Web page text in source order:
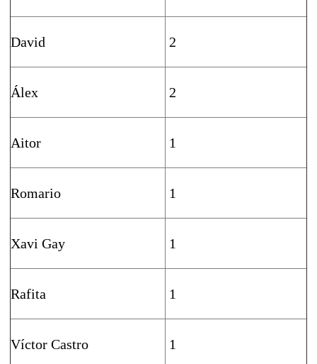
David 2
Álex 2
Aitor 1
Romario 1
Xavi Gay 1
Rafita 1
Víctor Castro 1